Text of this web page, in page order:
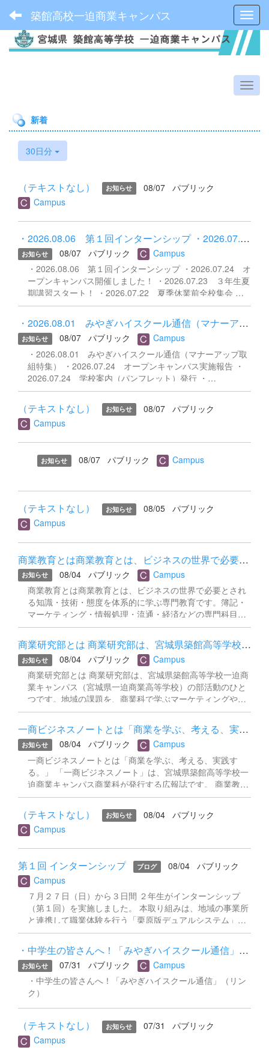
築館高校一迫商業キャンパス
新着
30日分
（テキストなし） お知らせ 08/07
パブリック
Campus
・2026.08.06 第１回インターンシップ ・2026.07.24 オープンキ...
お知らせ 08/07 パブリック
Campus
・2026.08.06 第１回インターンシップ ・2026.07.24 オ
ープンキャンパス開催しました！ ・2026.07.23 ３年生夏
期講習スタート！ ・2026.07.22 夏季休業前全校集会 ・
2026.07.22 壮行式 ・2026.07.22 賞状伝達式
・2026.08.01 みやぎハイスクール通信（マナーアップ取組特集） ...
お知らせ 08/07 パブリック
Campus
・2026.08.01 みやぎハイスクール通信（マナーアップ取
組特集） ・2026.07.24 オープンキャンパス実施報告 ・
2026.07.24 学校案内（パンフレット）発行 ・
2026.07.17 一商通信第１号発行 ・2026.07.17 一商ビジ
ネスノートvol.01-02 発行
（テキストなし） お知らせ 08/07
パブリック
Campus
お知らせ 08/07 パブリック Campus
（テキストなし） お知らせ 08/05
パブリック
Campus
商業教育とは商業教育とは、ビジネスの世界で必要とされる知識・...
お知らせ 08/04 パブリック
Campus
商業教育とは商業教育とは、ビジネスの世界で必要とされ
る知識・技術・態度を体系的に学ぶ専門教育です。簿記・
マーケティング・情報処理・流通・経済などの専門科目を
通じて、社会やビジネスの仕組みを理解し、実際に活用で
きる実践的な力を育てます。「モノを売る」「数字を読
む」「人とつながる」。これらはすべて、社会に出てから
必ず役立つ力です。また、各種検定・資格の取得を通じ
て、生徒一人ひとりの可能性を広げることも商業教育の大
きな柱のひとつです。 一迫商業キャンパスの商業教育本
校の商業教育は、知識の習得にとどまらず、地域と結びつ
いた実践的な学びを大切にしています。 マーケティングや
総合実践などの専門科目では、実際の販売実習や地域企業
とのコラボレーションを通じてリアルなビジネスを体験。
学校設定科目「地域デザイン演習」では、デザインの力で
地域課題の解決を図る「ローカル・プロデューサー」の育
成を目指し、商業デザインとコミュニティデザインの両輪
で学びを展開しています。また「栗原版デュアルシステ
す。 商業の知...
商業研究部とは 商業研究部は、宮城県築館高等学校一迫商業キャン...
お知らせ 08/04 パブリック
Campus
商業研究部とは 商業研究部は、宮城県築館高等学校一迫商
業キャンパス（宮城県一迫商業高等学校）の部活動のひと
つです。地域の課題を、商業科で学ぶマーケティングや企
画・広報の視点から捉え直し、実際に地域と連携しながら
課題解決に取り組んでいます。 「宮城県高等学校生徒商業
研究発表大会」とは 宮城県内の商業科を設置する高校が、
日頃の学びを活かして取り組んだ研究の成果を発表する大
会です。生徒自らテーマを設定し、地域や企業と連携しな
がら仮説の検証・実践を行い、その一年間の集大成をひと
つの研究成果としてまとめ、事前に提出する報告書と当日
の発表で審査されます。商業研究部では毎年この大会に向
けて研究に取り組んでおり、以下はその成果をまとめて提
出した報告書です。 資料のご利用にあたって ・本資料
（PDF報告書）の著作権は、宮城県一迫商業高等学校 商業
たは一部を無断で複製・転載・改変し、二次利用（商用利
用を含む）することを禁じます。・内容の一部を引用され
る場合は、出典（学校名・部活動名・発表年度）を明記し
てくださ...
一商ビジネスノートとは「商業を学ぶ、考える、実践する。」 「一...
お知らせ 08/04 パブリック
Campus
一商ビジネスノートとは「商業を学ぶ、考える、実践す
る。」 「一商ビジネスノート」は、宮城県築館高等学校一
迫商業キャンパス商業科が発行する広報誌です。 商業教育
というと、簿記や資格試験のイメージを持たれる方も多い
かもしれません。しかし実際の学びの現場は、地域の魅力
を発掘してPRを考えたり、商品を仕入れて販売したり、デ
ータを分析してマーケティング戦略を練ったりと、想像以
そして他校の皆様に少しでも知っていただきたい、そんな
思いからこの広報誌をスタートしました。 授業・実習の様
子、特色ある教育活動の報告、資格取得やイベントの記
録、進路情報など、一迫商業キャンパスの「今」をお届け
します。不定期発行となりますが、ぜひお楽しみくださ
（テキストなし） お知らせ 08/04
パブリック
Campus
第１回 インターンシップ ブログ 08/04
パブリック
Campus
７月２７日（日）から３日間 ２年生がインターンシップ
（第１回）を実施しました。 本取り組みは、地域の事業所
と連携して職業体験を行う「栗原版デュアルシステム」の
一環です。 栗原市内をはじめとする地域のさまざまな事業
所に生徒たちが出向き、実際の職場で働く体験を通じて、
学校では得られない「本物の仕事」に触れました。接客・
製造・福祉・行政・農林業など、業種も多岐にわたり、そ
れぞれの職場でプロの方々と肩を並べながら真剣に取り組
みました。 生徒たちにとっては、将来の進路を考えるうえ
いうことか」「自分はどんな仕事に向いているのか」 ３日
間で感じたこと・気づいたことを、今後の学校生活と進路
・中学生の皆さんへ！「みやぎハイスクール通信」（リンク）
お知らせ 07/31 パブリック
Campus
・中学生の皆さんへ！「みやぎハイスクール通信」（リン
ク）
（テキストなし） お知らせ 07/31
パブリック
Campus